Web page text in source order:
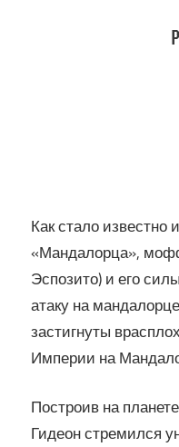
Как стало известно
«Мандалорца»,
Эспозито) и его
атаку на
застигнуты
Империи на
Построив на
Гидеон стремился